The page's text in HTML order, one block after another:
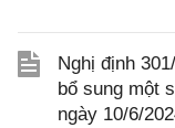
Nghị định
bổ sung một
ngày 10/6/